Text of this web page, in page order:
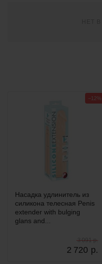
Насадка удлинитель из
силикона телесная Penis
extender with bulging
glans and...
2 720 р.
3 091 р.
−12%